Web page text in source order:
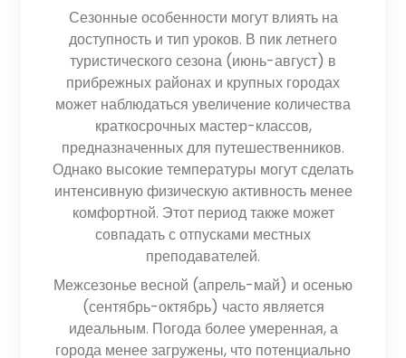
Сезонные особенности могут влиять на
доступность и тип уроков. В пик летнего
туристического сезона (июнь-август) в
прибрежных районах и крупных городах
может наблюдаться увеличение количества
краткосрочных мастер-классов,
предназначенных для путешественников.
Однако высокие температуры могут сделать
интенсивную физическую активность менее
комфортной. Этот период также может
совпадать с отпусками местных
преподавателей.
Межсезонье весной (апрель-май) и осенью
(сентябрь-октябрь) часто является
идеальным. Погода более умеренная, а
города менее загружены, что потенциально